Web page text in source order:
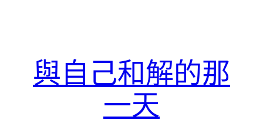
與自己和解的那
一天